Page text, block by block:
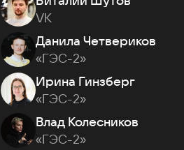
VK
Данила Четвериков
«ГЭС-2»
Ирина Гинзберг
«ГЭС-2»
Влад Колесников
«ГЭС-2»